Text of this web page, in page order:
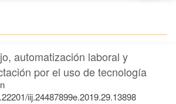
automatización laboral y
por el uso de tecnología
iij.24487899e.2019.29.13898